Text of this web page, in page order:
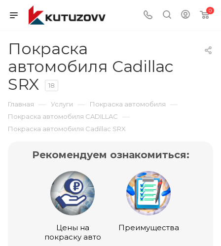
0
Покраска
автомобиля Cadillac
SRX
18
Главная — Услуги — Покраска автомобиля —
Покраска автомобиля CADILLAC —
Покраска автомобиля Cadillac SRX
Рекомендуем ознакомиться:
Цены на
покраску авто
Преимущества